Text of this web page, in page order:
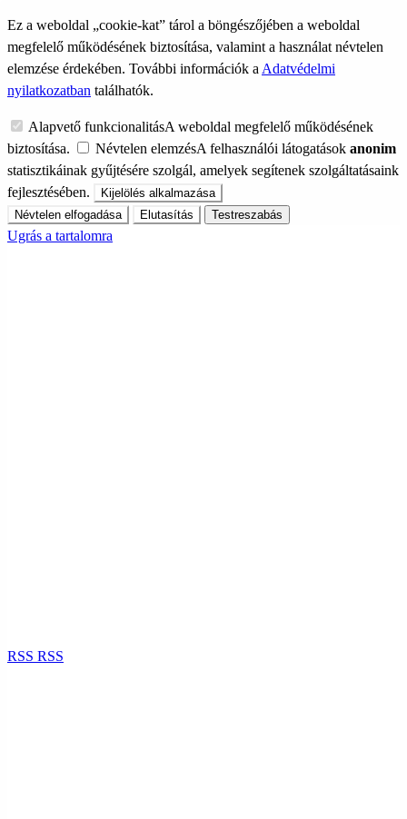
Ez a weboldal „cookie-kat” tárol a böngészőjében a weboldal
megfelelő működésének biztosítása, valamint a használat névtelen
elemzése érdekében. További információk a Adatvédelmi
nyilatkozatban találhatók.
Alapvető funkcionalitásA weboldal megfelelő működésének
biztosítása.
Névtelen elemzésA felhasználói látogatások anonim
statisztikáinak gyűjtésére szolgál, amelyek segítenek szolgáltatásaink
fejlesztésében.
Kijelölés alkalmazása
Névtelen elfogadása
Elutasítás Testreszabás
Ugrás a tartalomra
RSS RSS